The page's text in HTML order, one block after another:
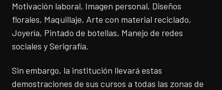
Motivación laboral, Imagen personal, Diseños
florales, Maquillaje, Arte con material reciclado,
Joyería, Pintado de botellas, Manejo de redes
sociales y Serigrafía.
Sin embargo, la institución llevará estas
demostraciones de sus cursos a todas las zonas de